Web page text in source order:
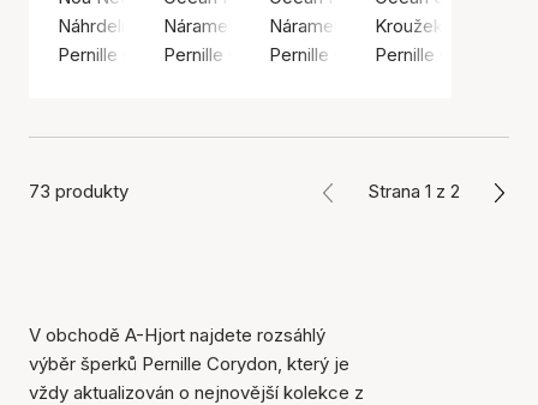
Náhrdelník, Zlatá barva / Pozlacené stříbro 925
Pernille Corydon
Náramek, Stříbrná barva / Stříbro 925
Pernille Corydon
Náramek, Stříbrná barva /
Pernille Corydon
Kroužek, Zlatá
Pernille Corydon
73 produkty Strana 1 z 2
V obchodě A-Hjort najdete rozsáhlý
výběr šperků Pernille Corydon, který je
vždy aktualizován o nejnovější kolekce z